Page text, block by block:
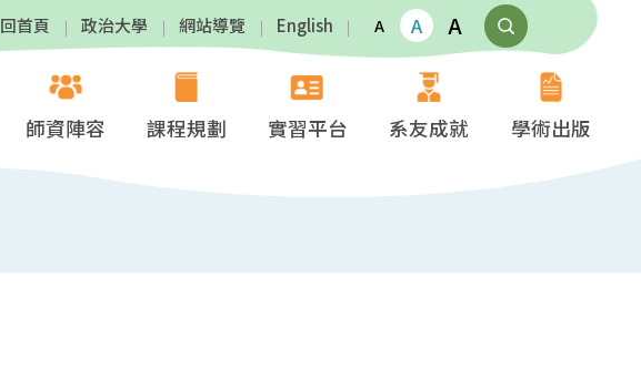
回首頁 政治大學 網站導覽 English A A A
師資陣容 課程規劃 實習平台 系友成就 學術出版